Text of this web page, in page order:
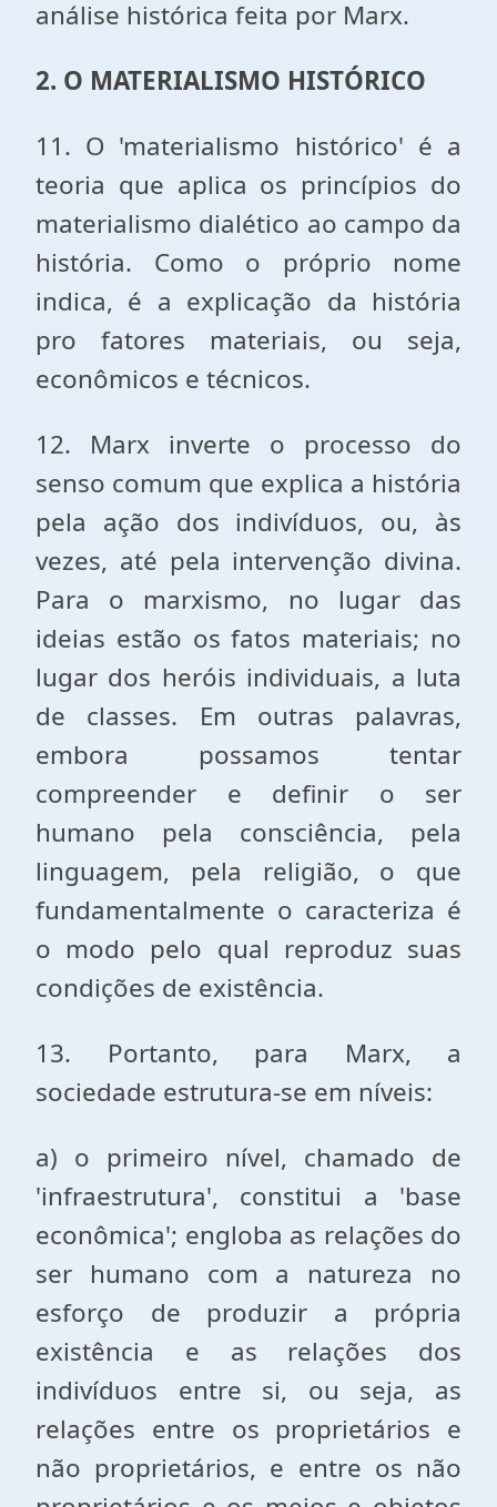
análise histórica feita por Marx.
2. O MATERIALISMO HISTÓRICO
11. O 'materialismo histórico' é a
teoria que aplica os princípios do
materialismo dialético ao campo da
história. Como o próprio nome
indica, é a explicação da história
pro fatores materiais, ou seja,
econômicos e técnicos.
12. Marx inverte o processo do
senso comum que explica a história
pela ação dos indivíduos, ou, às
vezes, até pela intervenção divina.
Para o marxismo, no lugar das
ideias estão os fatos materiais; no
lugar dos heróis individuais, a luta
de classes. Em outras palavras,
embora possamos tentar
compreender e definir o ser
humano pela consciência, pela
linguagem, pela religião, o que
fundamentalmente o caracteriza é
o modo pelo qual reproduz suas
condições de existência.
13. Portanto, para Marx, a
sociedade estrutura-se em níveis:
a) o primeiro nível, chamado de
'infraestrutura', constitui a 'base
econômica'; engloba as relações do
ser humano com a natureza no
esforço de produzir a própria
existência e as relações dos
indivíduos entre si, ou seja, as
relações entre os proprietários e
não proprietários, e entre os não